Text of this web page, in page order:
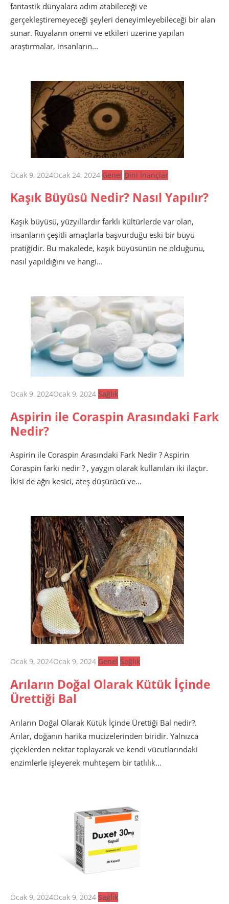
fantastik dünyalara adım atabileceği ve
gerçekleştiremeyeceği şeyleri deneyimleyebileceği bir alan
sunar. Rüyaların önemi ve etkileri üzerine yapılan
araştırmalar, insanların...
Posted
Ocak 9, 2024Ocak 24, 2024 Genel Dini İnançlar
Kaşık Büyüsü Nedir? Nasıl Yapılır?
Kaşık büyüsü, yüzyıllardır farklı kültürlerde var olan,
insanların çeşitli amaçlarla başvurduğu eski bir büyü
pratiğidir. Bu makalede, kaşık büyüsünün ne olduğunu,
nasıl yapıldığını ve hangi...
Posted
Ocak 9, 2024Ocak 9, 2024 Sağlık
Aspirin ile Coraspin Arasındaki Fark
Nedir?
Aspirin ile Coraspin Arasındaki Fark Nedir ? Aspirin
Coraspin farkı nedir ? , yaygın olarak kullanılan iki ilaçtır.
İkisi de ağrı kesici, ateş düşürücü ve...
Posted
Ocak 9, 2024Ocak 9, 2024 Genel Sağlık
Arıların Doğal Olarak Kütük İçinde
Ürettiği Bal
Arıların Doğal Olarak Kütük İçinde Ürettiği Bal nedir?.
Arılar, doğanın harika mucizelerinden biridir. Yalnızca
çiçeklerden nektar toplayarak ve kendi vücutlarındaki
enzimlerle işleyerek muhteşem bir tatlılık...
Posted
Ocak 9, 2024Ocak 9, 2024 Sağlık